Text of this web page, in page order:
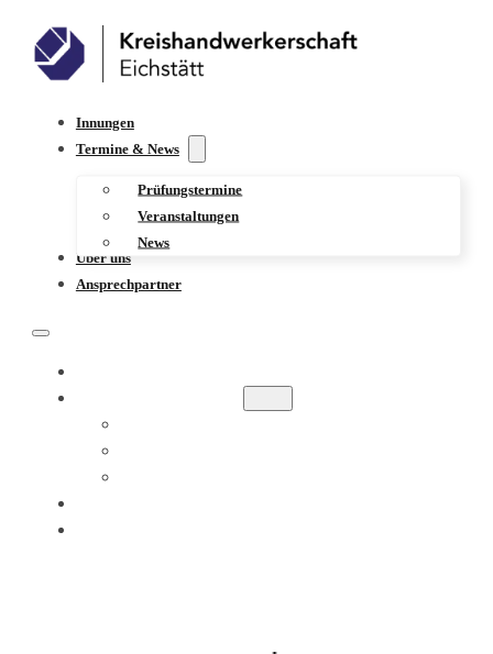
Innungen
Termine & News
Prüfungstermine
Veranstaltungen
News
Über uns
Ansprechpartner